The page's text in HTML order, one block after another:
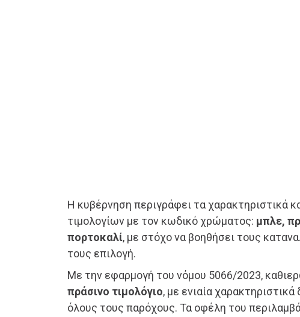
Η κυβέρνηση περιγράφει τα χαρακτηριστικά
τιμολογίων με τον κωδικό χρώματος: μπλε,
πορτοκαλί, με στόχο να βοηθήσει τους
τους επιλογή.
Με την εφαρμογή του νόμου 5066/2023,
πράσινο τιμολόγιο, με ενιαία
όλους τους παρόχους. Τα οφέλη του